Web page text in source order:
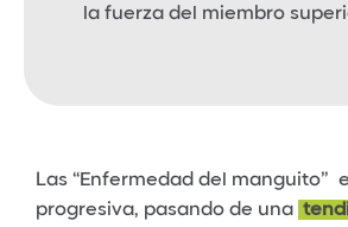
la fuerza del miembro
Las “Enfermedad del manguito”
progresiva, pasando de una